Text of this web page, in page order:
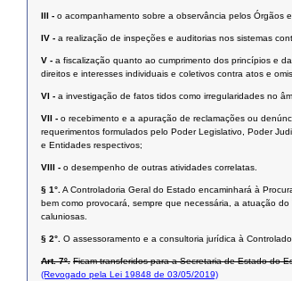
III - o acompanhamento sobre a observância pelos Órgãos
IV - a realização de inspeções e auditorias nos sistemas
V - a fiscalização quanto ao cumprimento dos princípios e
direitos e interesses individuais e coletivos contra atos e
VI - a investigação de fatos tidos como irregularidades no
VII - o recebimento e a apuração de reclamações ou
requerimentos formulados pelo Poder Legislativo, Poder
e Entidades respectivos;
VIII - o desempenho de outras atividades correlatas.
§ 1°.A Controladoria Geral do Estado encaminhará à
bem como provocará, sempre que necessária, a atuação
caluniosas.
§ 2°. O assessoramento e a consultoria jurídica à
Art. 7º. Ficam transferidos para a Secretaria de Estado do
(Revogado pela Lei 19848 de 03/05/2019)